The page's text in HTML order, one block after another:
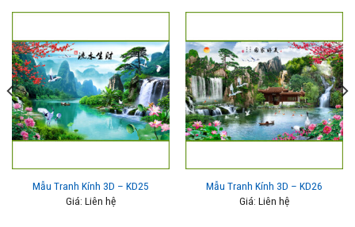
Mẫu Tranh Kính 3D – KD25
Giá: Liên hệ
Mẫu Tranh Kính 3D – KD26
Giá: Liên hệ